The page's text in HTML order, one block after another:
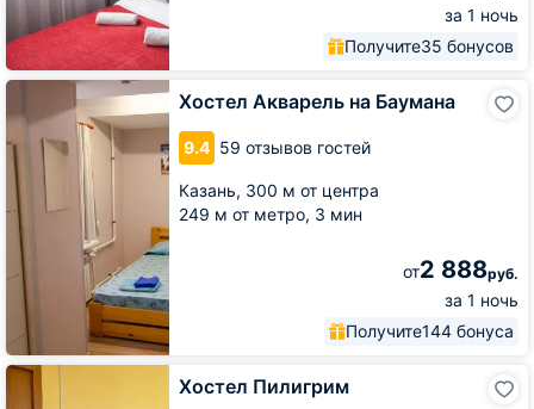
за 1 ночь
Получите35 бонусов
Хостел Акварель на Баумана
9.4 59 отзывов гостей
Казань, 300 м от центра
249 м от метро, 3 мин
от2 888руб.
за 1 ночь
Получите144 бонуса
Хостел
Акварель
Баумана
Хостел Пилигрим
Хостел
Пилигрим